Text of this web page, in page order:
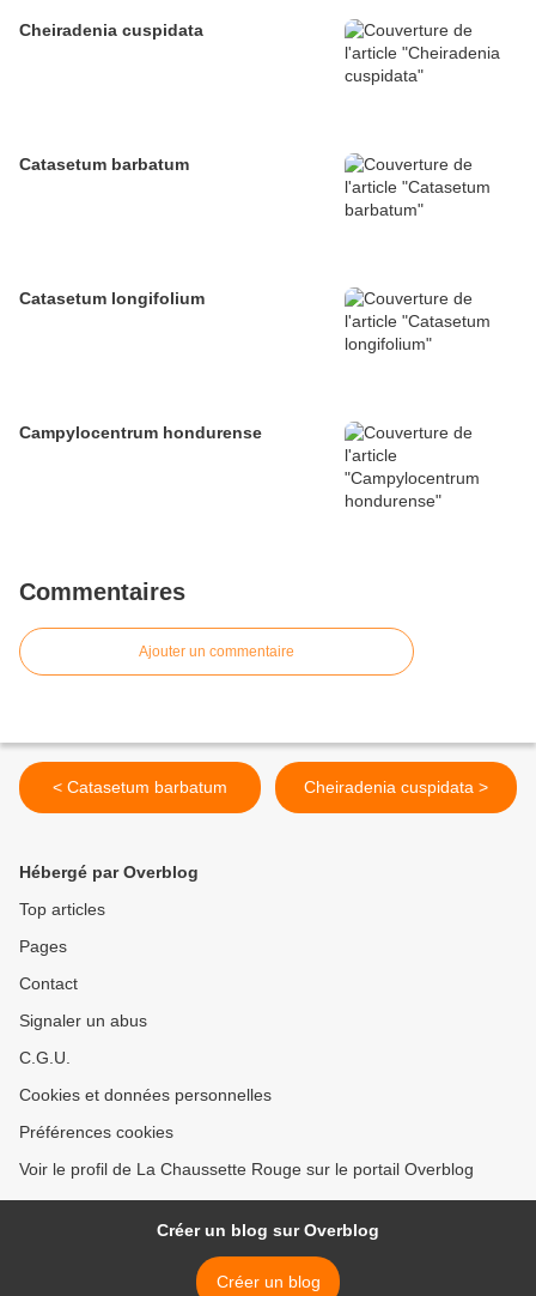
Cheiradenia cuspidata
Catasetum barbatum
Catasetum longifolium
Campylocentrum hondurense
Commentaires
Ajouter un commentaire
< Catasetum barbatum Cheiradenia cuspidata >
Hébergé par Overblog
Top articles
Pages
Contact
Signaler un abus
C.G.U.
Cookies et données personnelles
Préférences cookies
Voir le profil de La Chaussette Rouge sur le portail Overblog
Créer un blog sur Overblog
Créer un blog